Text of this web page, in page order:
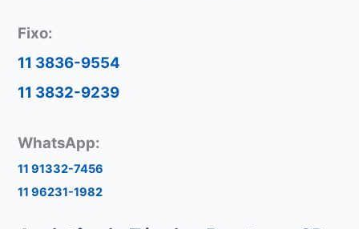
Fixo:
11 3836-9554
11 3832-9239
WhatsApp:
11 91332-7456
11 96231-1982